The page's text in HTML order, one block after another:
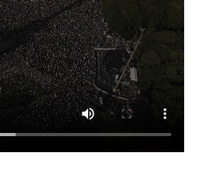
nicht besser oder schlechter
Partei kommt?
für Schule, Pflege,
Kommunen. Diese Probleme
Landtag zuerst auf Parteifarbe
geschaut wird.